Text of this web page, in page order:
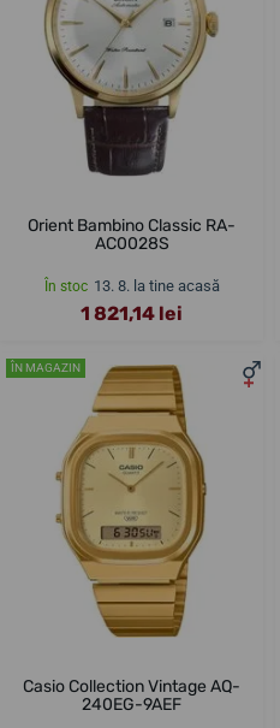
Orient Bambino Classic RA-
AC0028S
În stoc 13. 8. la tine acasă
1 821,14 lei
ÎN MAGAZIN
Casio Collection Vintage AQ-
240EG-9AEF